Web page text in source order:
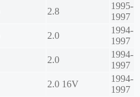
2.8
1995-
1997
2.0
1994-
1997
2.0
1994-
1997
2.0 16V
1994-
1997